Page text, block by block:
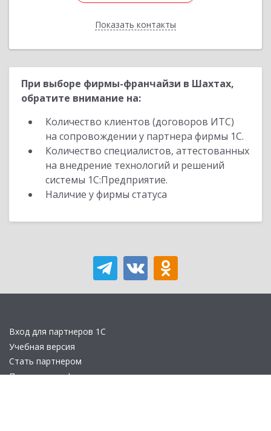
Показать контакты
Назад
При выборе фирмы-франчайзи в Шахтах,
обратите внимание на:
Количество клиентов (договоров ИТС)
на сопровождении у партнера фирмы 1С.
Количество специалистов, аттестованных
на внедрение технологий и решений
системы 1С:Предприятие.
Наличие у фирмы статуса
Вход для партнеров 1С
Учебная версия
Стать партнером
Политика конфиденциальности